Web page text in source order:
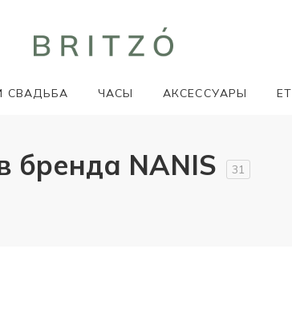
СВАДЬБА ЧАСЫ АКСЕССУАРЫ
бренда NANIS 31